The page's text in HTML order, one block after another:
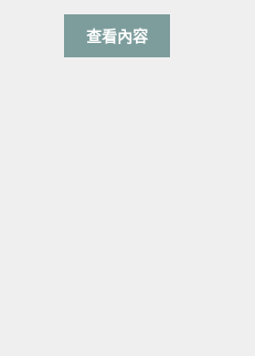
查看內容